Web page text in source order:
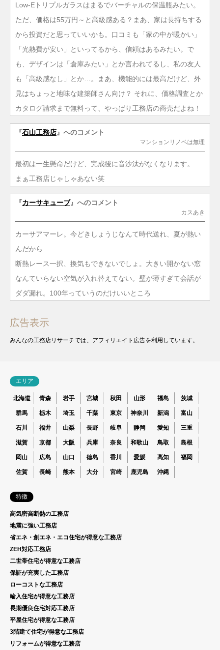
Low-Eトリプルガラスはまるでバーチャルの保温瓶みたい。
ただ、価格は55万円～と高級感ある？まあ、家は長持ちする
から投資だと思っていいかも。口コミも「家の中が暖かい」
「光熱費が安い」といってるから、信頼はあるみたい。で
も、デザインは「倉庫みたい」とか言われてるし、私の友人
も「高級感なし」とか…。まあ、機能的には最高だけど、外
見はちょっと地味な建築師さん向け？ それに、価格調査とか
カタログ請求まで無料って、やっぱり工務店の商売だよね！
『石山工務店 』へのコメント
マンションリノベは無理
最初は一生懸命だけど、完成後に音沙汰がなくなります。
まぁ工務店じゃしゃあない笑
『カーサキューブ』へのコメント
カスあき
カーサアマーレ。今どきしょうじなんて時代送れ、夏が熱い
んだから
断熱レース一択、換気もできないでしょ。大きい開かない窓
なんていらない空気が入れ替えてない。壁が薄すぎて会話が
ダダ漏れ。100年っていうのだけいいところ
広告表示
みんなの工務店リサーチでは、アフィリエイト広告を利用しています。
エリア
北海道 青森 岩手 宮城 秋田 山形 福島 茨城
群馬 栃木 埼玉 千葉 東京 神奈川 新潟 富山
石川 福井 山梨 長野 岐阜 静岡 愛知 三重
滋賀 京都 大阪 兵庫 奈良 和歌山 鳥取 島根
岡山 広島 山口 徳島 香川 愛媛 高知 福岡
佐賀 長崎 熊本 大分 宮崎 鹿児島 沖縄
特徴
高気密高断熱の工務店
地震に強い工務店
省エネ・創エネ・エコ住宅が得意な工務店
ZEH対応工務店
二世帯住宅が得意な工務店
保証が充実した工務店
ローコストな工務店
輸入住宅が得意な工務店
長期優良住宅対応工務店
平屋住宅が得意な工務店
3階建て住宅が得意な工務店
リフォームが得意な工務店